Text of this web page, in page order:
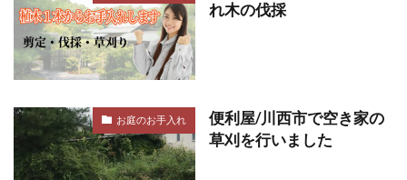
れ木の伐採
お庭のお手入れ
便利屋/川西市で空き家の
草刈を行いました